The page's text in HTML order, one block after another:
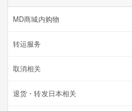
MD商城内购物
转运服务
取消相关
退货・转发日本相关